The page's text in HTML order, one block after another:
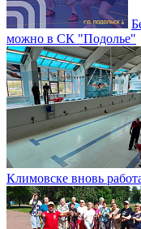
можно в СК "Подолье"
Климовске вновь